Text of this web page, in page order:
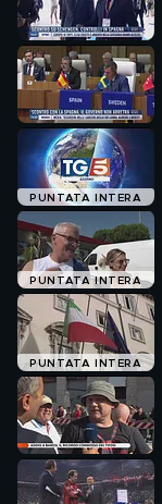
PUNTATA INTERA
PUNTATA INTERA
PUNTATA INTERA